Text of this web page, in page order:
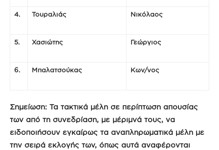
4. Τουραλιάς Νικόλαος
5. Χασιώτης Γεώργιος
6. Μπαλατσούκας Κων/νος
Σημείωση: Τα τακτικά μέλη σε περίπτωση απουσίας
των από τη συνεδρίαση, με μέριμνά τους, να
ειδοποιήσουν εγκαίρως τα αναπληρωματικά μέλη με
την σειρά εκλογής των, όπως αυτά αναφέρονται